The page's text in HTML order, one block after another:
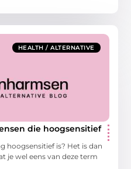
HEALTH / ALTERNATIVE
die hoogsensitief
hoogsensitief is? Het is dan
je wel eens van deze term